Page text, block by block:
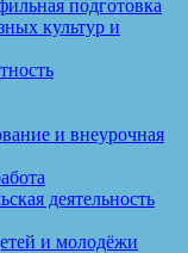
подготовка
культур и
и внеурочная
деятельность
и молодёжи